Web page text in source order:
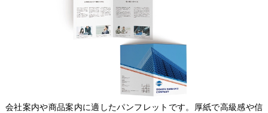
会社案内や商品案内に適したパンフレットです。厚紙で高級感や信